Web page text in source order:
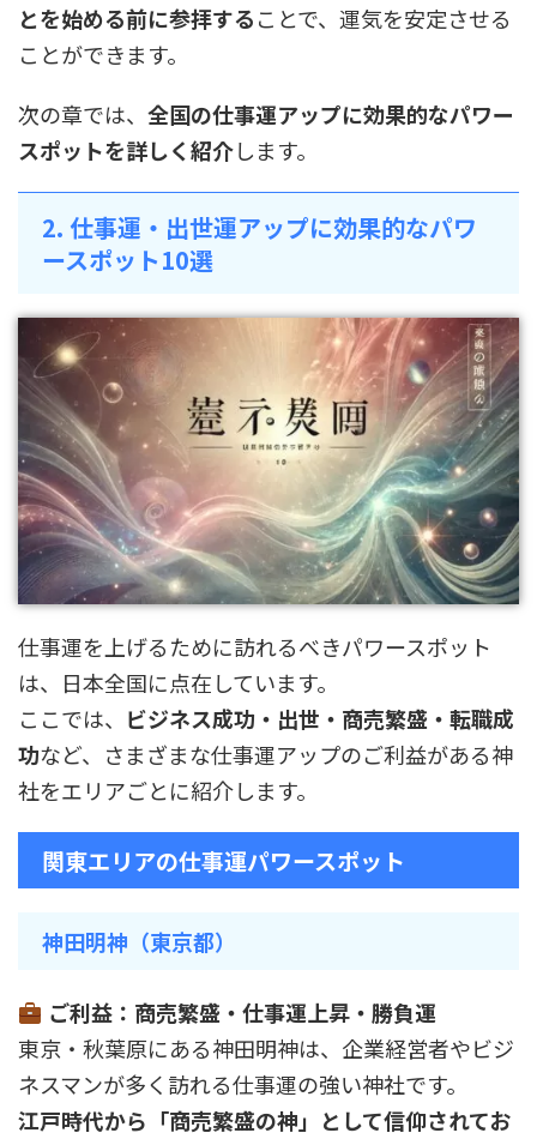
とを始める前に参拝することで、運気を安定させる
ことができます。
次の章では、 全国の仕事運アップに効果的なパワー
スポットを詳しく紹介します。
2. 仕事運・出世運アップに効果的なパワ
ースポット10選
仕事運を上げるために訪れるべきパワースポット
は、日本全国に点在しています。
ここでは、 ビジネス成功・出世・商売繁盛・転職成
功など、さまざまな仕事運アップのご利益がある神
社をエリアごとに紹介します。
関東エリアの仕事運パワースポット
神田明神（東京都）
ご利益：商売繁盛・仕事運上昇・勝負運
東京・秋葉原にある神田明神は、企業経営者やビジ
ネスマンが多く訪れる仕事運の強い神社です。
江戸時代から「商売繁盛の神」として信仰されてお